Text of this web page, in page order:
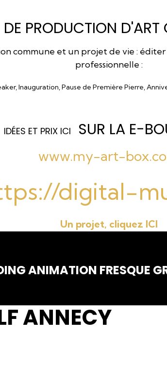
PRODUCTION
commune et un projet de vie :
professionnelle :
Inauguration, Pause de Première Pierre,
IDÉES ET PRIX ICI SUR LA E-
www.my-art-
digital-
Un projet, cliquez ICI
ANIMATION FRESQUE
ANNECY